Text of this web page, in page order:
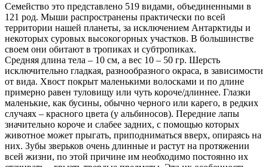
Семейство это представлено 519 видами, объединенными в
121 род. Мыши распространены практически по всей
территории нашей планеты, за исключением Антарктиды и
некоторых суровых высокогорных участков. В большинстве
своем они обитают в тропиках и субтропиках.
Средняя длина тела – 10 см, а вес 10 – 50 гр. Шерсть
исключительно гладкая, разнообразного окраса, в зависимости
от вида. Хвост покрыт маленькими волосками и по длине
примерно равен туловищу или чуть короче/длиннее. Глазки
маленькие, как бусины, обычно черного или карего, в редких
случаях – красного цвета (у альбиносов). Передние лапы
значительно короче и слабее задних, с помощью которых
животное может прыгать, приподниматься вверх, опираясь на
них. Зубы зверьков очень длинные и растут на протяжении
всей жизни, по этой причине им необходимо постоянно их